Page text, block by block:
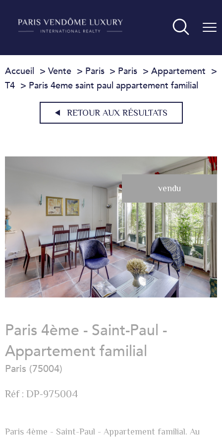
Accueil Vente Paris Paris
Appartement
T4
Paris 4eme saint paul appartement familial
RETOUR AUX RÉSULTATS
vendu
Paris 4ème - Saint-Paul -
Appartement familial
Paris (75004)
Réf : DP-975004
Paris 4ème - Saint-Paul - Appartement familial. Au